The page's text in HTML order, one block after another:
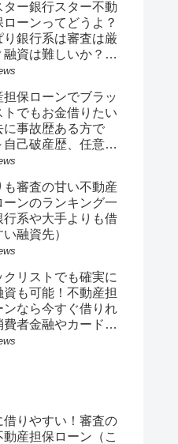
ター銀行スター不動
ローンってどうよ？
り銀行系は審査は厳
融資は難しいか？借
ら中小の方が借りや
担保ローンでブラッ
トでもお金借りたい
に事故歴ある方で
自己破産歴、任意整
長期延滞歴あっても
も審査の甘い不動産
ーンのランキング一
行系や大手よりも借
い融資先）
クリストでも確実に
資も可能！不動産担
ンなら今すぐ借りれ
者金融やカードロ
銀行ローンがダメで
借りやすい！審査の
動産担保ローン（こ